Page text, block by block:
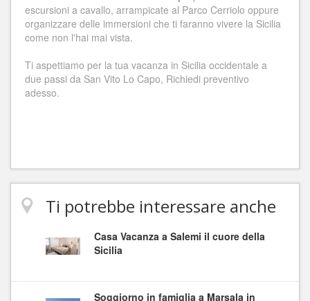
escursioni a cavallo, arrampicate al Parco Cerriolo oppure
organizzare delle immersioni che ti faranno vivere la Sicilia
come non l'hai mai vista.
Ti aspettiamo per la tua vacanza in Sicilia occidentale a
due passi da San Vito Lo Capo, Richiedi preventivo
adesso.
Ti potrebbe interessare anche
Casa Vacanza a Salemi il cuore della
Sicilia
Soggiorno in famiglia a Marsala in